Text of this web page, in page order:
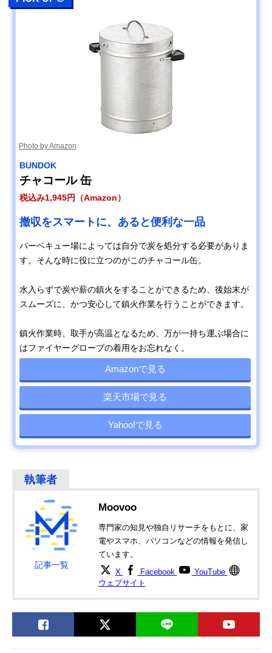
Photo by Amazon
BUNDOK
チャコール 缶
税込み1,945円（Amazon）
撤収をスマートに、あると便利な一品
バーベキュー場によっては自分で炭を処分する必要がありま
す。そんな時に役に立つのがこのチャコール缶。
水入らずで炭や薪の鎮火をすることができるため、後始末が
スムーズに、かつ安心して鎮火作業を行うことができます。
鎮火作業時、取手が高温となるため、万が一持ち運ぶ場合に
はファイヤーグローブの着用をお忘れなく。
Amazonで見る
楽天市場で見る
Yahoo!で見る
記事一覧
Moovoo
専門家の知見や独自リサーチをもとに、家
電やスマホ、パソコンなどの情報を発信し
ています。
X Facebook
YouTube
ウェブサイト